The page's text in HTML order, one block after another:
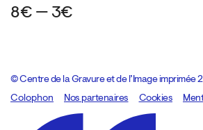
8€ — 3€
© Centre de la Gravure et de l’Image imprimée
Colophon
Design:Marcel Kaczmarek, code:8080.studio
Nos partenaires Cookies